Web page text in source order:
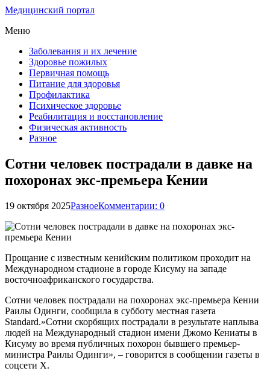
Медицинский портал
Меню
Заболевания и их лечение
Здоровье пожилых
Первичная помощь
Питание для здоровья
Профилактика
Психическое здоровье
Реабилитация и восстановление
Физическая активность
Разное
Сотни человек пострадали в давке на
похоронах экс-премьера Кении
19 октября 2025РазноеКомментарии: 0
Прощание с известным кенийским политиком проходит на
Международном стадионе в городе Кисуму на западе
восточноафриканского государства.
Сотни человек пострадали на похоронах экс-премьера Кении
Раилы Одинги, сообщила в субботу местная газета
Standard.»Сотни скорбящих пострадали в результате наплыва
людей на Международный стадион имени Джомо Кениаты в
Кисуму во время публичных похорон бывшего премьер-
министра Раилы Одинги», – говорится в сообщении газеты в
соцсети Х.